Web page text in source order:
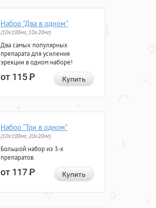
Набор "Два в одном"
(10x100мг, 10x20мг)
Два самых популярных
препарата для усиления
эрекции в одном наборе!
от 115Р Купить
Набор "Три в одном"
(10x100мг, 20x20мг)
Большой набор из 3-х
препаратов.
от 117Р Купить